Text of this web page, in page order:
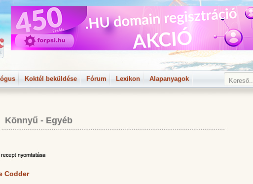
Koktél beküldése Fórum Lexikon Alapanyagok
Könnyű - Egyéb
Codder